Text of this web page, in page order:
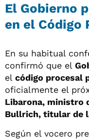
El Gobierno
en el Código
En su habitual
confirmó que el
el código procesal
oficialmente el
Libarona, ministro
Bullrich, titular de
Según el vocero